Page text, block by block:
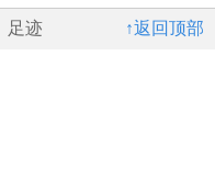
↑返回顶部
足迹